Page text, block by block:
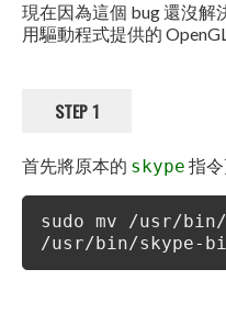
現在因為這個 bug 還沒解
用驅動程式提供的
STEP 1
首先將原本的 skype 指
sudo mv /usr/bin/
/usr/bin/skype-